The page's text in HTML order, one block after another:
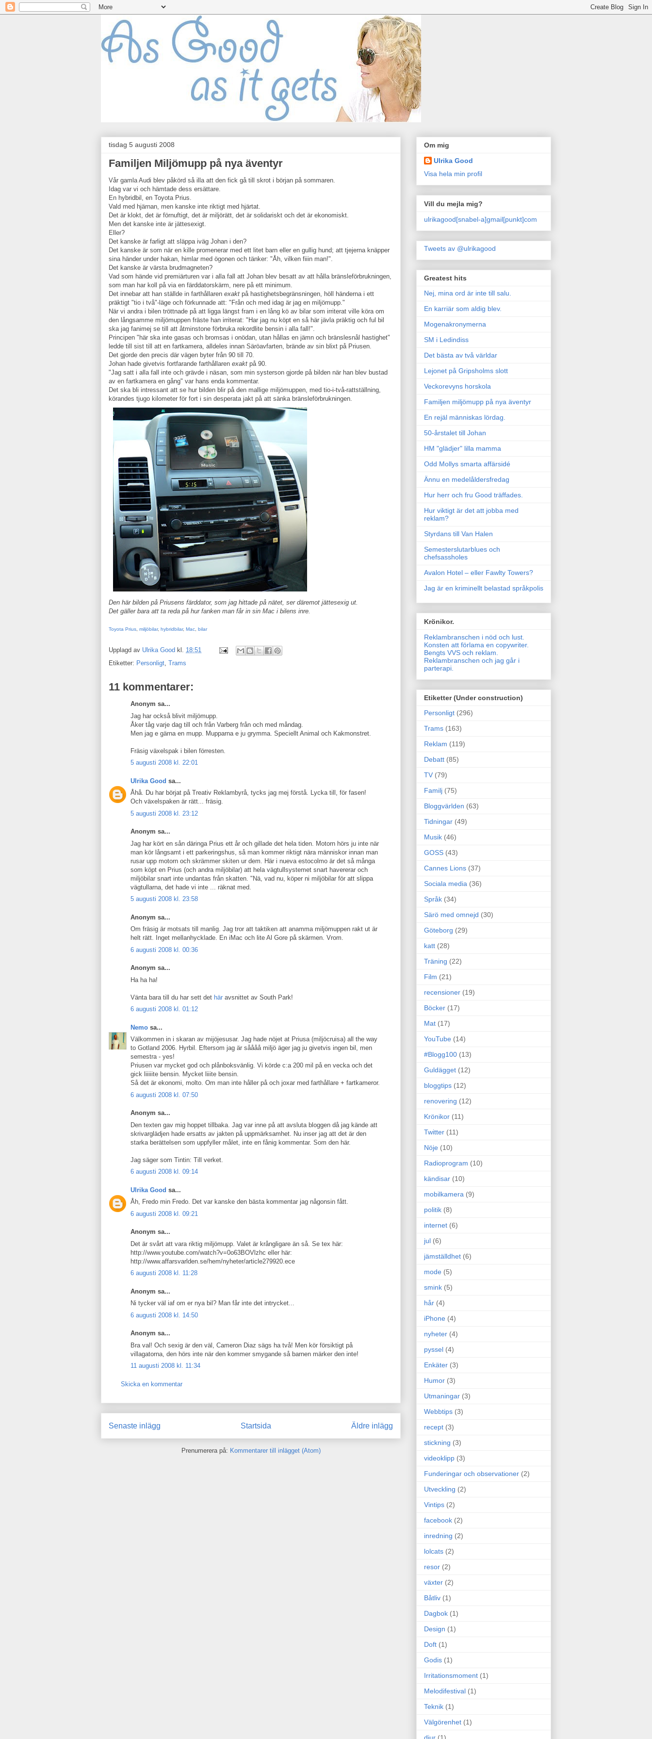
tisdag 5 augusti 2008
Familjen Miljömupp på nya äventyr
Vår gamla Audi blev påkörd så illa att den fick gå till skrot i början på sommaren.
Idag var vi och hämtade dess ersättare.
En hybridbil, en Toyota Prius.
Vald med hjärnan, men kanske inte riktigt med hjärtat.
Det är klokt, det är förnuftigt, det är miljörätt, det är solidariskt och det är ekonomiskt.
Men det kanske inte är jättesexigt.
Eller?
Det kanske är farligt att släppa iväg Johan i den?
Det kanske är som när en kille promenerar med ett litet barn eller en gullig hund; att tjejerna knäpper
sina händer under hakan, himlar med ögonen och tänker: "Åh, vilken fiiin man!".
Det kanske är värsta brudmagneten?
Vad som hände vid premiärturen var i alla fall att Johan blev besatt av att hålla bränsleförbrukningen,
som man har koll på via en färddatorskärm, nere på ett minimum.
Det innebar att han ställde in farthållaren exakt på hastighetsbegränsningen, höll händerna i ett
präktigt "tio i två"-läge och förkunnade att: "Från och med idag är jag en miljömupp."
När vi andra i bilen tröttnade på att ligga längst fram i en lång kö av bilar som irriterat ville köra om
den långsamme miljömuppen fräste han irriterat: "Har jag nu köpt en så här jävla präktig och ful bil
ska jag fanimej se till att åtminstone förbruka rekordlite bensin i alla fall!".
Principen "här ska inte gasas och bromsas i onödan, utan hållas en jämn och bränslesnål hastighet"
ledde till sist till att en fartkamera, alldeles innan Säröavfarten, brände av sin blixt på Priusen.
Det gjorde den precis där vägen byter från 90 till 70.
Johan hade givetvis fortfarande farthållaren exakt på 90.
"Jag satt i alla fall inte och grävde i näsan, som min systerson gjorde på bilden när han blev bustad
av en fartkamera en gång" var hans enda kommentar.
Det ska bli intressant att se hur bilden blir på den mallige miljömuppen, med tio-i-två-rattställning,
körandes tjugo kilometer för fort i sin desperata jakt på att sänka bränsleförbrukningen.
Den här bilden på Priusens färddator, som jag hittade på nätet, ser däremot jättesexig ut.
Det gäller bara att ta reda på hur fanken man får in sin Mac i bilens inre.
Toyota Prius miljöbilar, hybridbilar, Mac bilar
Upplagd av Ulrika Good kl. 18:51
Etiketter: Personligt, Trams
11 kommentarer:
Anonym sa...
Jag har också blivit miljömupp.
Åker tåg varje dag till och från Varberg från och med måndag.
Men jag e gärna en mupp. Mupparna e ju grymma. Speciellt Animal och Kakmonstret.
Fräsig växelspak i bilen förresten.
5 augusti 2008 kl. 22:01
Ulrika Good sa...
Åhå. Du har börjat på Treativ Reklambyrå, tycks jag mej förstå. Lycka till, för fasen!
Och växelspaken är rätt... fräsig.
5 augusti 2008 kl. 23:12
Anonym sa...
Jag har kört en sån däringa Prius ett år och gillade det hela tiden. Motorn hörs ju inte när
man kör långsamt i ett parkeringshus, så man kommer riktigt nära människor innan man
rusar upp motorn och skrämmer skiten ur dem. Här i nueva estocolmo är det så många
som köpt en Prius (och andra miljöbilar) att hela vägtullsystemet snart havererar och
miljöbilar snart inte undantas från skatten. "Nä, vad nu, köper ni miljöbilar för att slippa
vägtullarna, det hade vi inte ... räknat med.
5 augusti 2008 kl. 23:58
Anonym sa...
Om fräsig är motsats till manlig. Jag tror att taktiken att anamma miljömuppen rakt ut är
helt rätt. Inget mellanhycklade. En iMac och lite Al Gore på skärmen. Vrom.
6 augusti 2008 kl. 00:36
Anonym sa...
Ha ha ha!
Vänta bara till du har sett det här avsnittet av South Park!
6 augusti 2008 kl. 01:12
Nemo sa...
Välkommen in i skaran av mijöjesusar. Jag hade nöjet at Priusa (miljöcruisa) all the way
to Gotland 2006. Hyrbil. Eftersom jag är såååå miljö äger jag ju givetvis ingen bil, men
semestra - yes!
Priusen var mycket god och plånboksvänlig. Vi körde c:a 200 mil på en vecka och det
gick liiiiite bensin. Mycket liiite bensin.
Så det är ekonomi, molto. Om man inte håller på och joxar med farthållare + fartkameror.
6 augusti 2008 kl. 07:50
Anonym sa...
Den texten gav mig hoppet tillbaka. Jag var inne på att avsluta bloggen då jag kände att
skrivarglädjen hade ersatts av jakten på uppmärksamhet. Nu inser jag att det är den
starka berättelsen som uppfyller målet, inte en fånig kommentar. Som den här.
Jag säger som Tintin: Till verket.
6 augusti 2008 kl. 09:14
Ulrika Good sa...
Åh, Fredo min Fredo. Det var kanske den bästa kommentar jag någonsin fått.
6 augusti 2008 kl. 09:21
Anonym sa...
Det är svårt att vara riktig miljömupp. Valet är krångligare än så. Se tex här:
http://www.youtube.com/watch?v=0o63BOVlzhc eller här:
http://www.affarsvarlden.se/hem/nyheter/article279920.ece
6 augusti 2008 kl. 11:28
Anonym sa...
Ni tycker väl iaf om er nya bil? Man får inte det intrycket...
6 augusti 2008 kl. 14:50
Anonym sa...
Bra val! Och sexig är den väl, Cameron Diaz sägs ha två! Men kör försiktigt på
villagatorna, den hörs inte när den kommer smygande så barnen märker den inte!
11 augusti 2008 kl. 11:34
Skicka en kommentar
Senaste inlägg Äldre inlägg
Startsida
Prenumerera på: Kommentarer till inlägget (Atom)
Om mig
Ulrika Good
Visa hela min profil
Vill du mejla mig?
ulrikagood[snabel-a]gmail[punkt]com
Tweets av @ulrikagood
Greatest hits
Nej, mina ord är inte till salu.
En karriär som aldig blev.
Mogenakronymerna
SM i Ledindiss
Det bästa av två världar
Lejonet på Gripsholms slott
Veckorevyns horskola
Familjen miljömupp på nya äventyr
En rejäl människas lördag.
50-årstalet till Johan
HM "glädjer" lilla mamma
Odd Mollys smarta affärsidé
Ännu en medelåldersfredag
Hur herr och fru Good träffades.
Hur viktigt är det att jobba med
reklam?
Styrdans till Van Halen
Semesterslutarblues och
chefsassholes
Avalon Hotel – eller Fawlty Towers?
Jag är en kriminellt belastad språkpolis
Krönikor.
Reklambranschen i nöd och lust.
Konsten att förlama en copywriter.
Bengts VVS och reklam.
Reklambranschen och jag går i
parterapi.
Etiketter (Under construction)
Personligt (296)
Trams (163)
Reklam (119)
Debatt (85)
TV (79)
Familj (75)
Bloggvärlden (63)
Tidningar (49)
Musik (46)
GOSS (43)
Cannes Lions (37)
Sociala media (36)
Språk (34)
Särö med omnejd (30)
Göteborg (29)
katt (28)
Träning (22)
Film (21)
recensioner (19)
Böcker (17)
Mat (17)
YouTube (14)
#Blogg100 (13)
Guldägget (12)
bloggtips (12)
renovering (12)
Krönikor (11)
Twitter (11)
Nöje (10)
Radioprogram (10)
kändisar (10)
mobilkamera (9)
politik (8)
internet (6)
jul (6)
jämställdhet (6)
mode (5)
smink (5)
hår (4)
iPhone (4)
nyheter (4)
pyssel (4)
Enkäter (3)
Humor (3)
Utmaningar (3)
Webbtips (3)
recept (3)
stickning (3)
videoklipp (3)
Funderingar och observationer (2)
Utveckling (2)
Vintips (2)
facebook (2)
inredning (2)
lolcats (2)
resor (2)
växter (2)
Båtliv (1)
Dagbok (1)
Design (1)
Doft (1)
Godis (1)
Irritationsmoment (1)
Melodifestival (1)
Teknik (1)
Välgörenhet (1)